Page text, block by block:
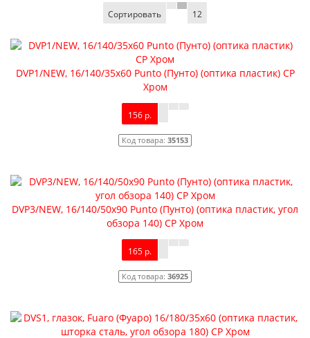
Сортировать 12
DVP1/NEW, 16/140/35x60 Punto (Пунто) (оптика пластик) CP
Хром
156 р.
Код товара: 35153
DVP3/NEW, 16/140/50x90 Punto (Пунто) (оптика пластик, угол
обзора 140) CP Хром
165 р.
Код товара: 36925